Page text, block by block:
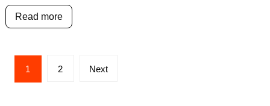
Read more
Posts
pagination
1 2 Next